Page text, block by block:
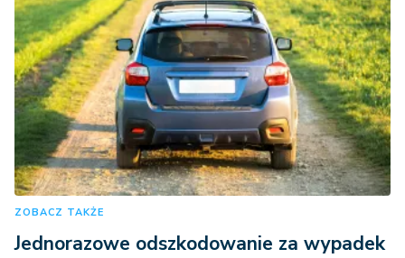
ZOBACZ TAKŻE
Jednorazowe odszkodowanie za wypadek